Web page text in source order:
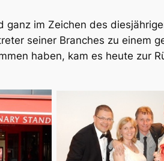
ganz im Zeichen des
seiner Branches zu einem
haben, kam es heute zur